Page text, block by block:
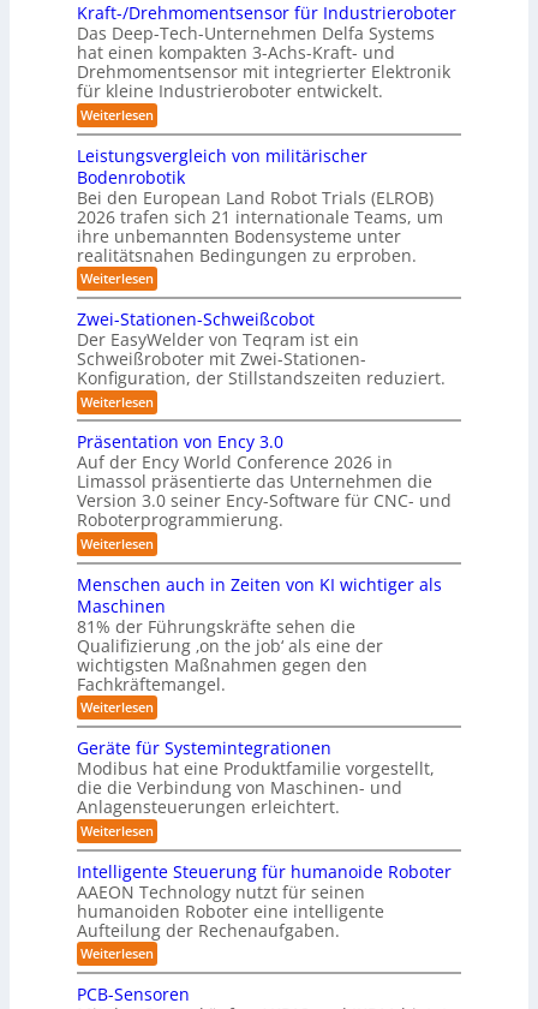
a
x
s
n
a
h
e
A
u
t
o
m
a
t
i
s
i
e
r
u
n
g
s
l
ö
s
u
n
g
e
n
r
f
2
0
2
6
n
g
S
y
s
e
m
m
p
a
t
e
s
3
D
-
S
t
e
r
e
o
-
K
a
m
e
r
a
s
y
s
t
e
m
f
ü
r
R
o
b
o
t
i
k
u
n
d
L
o
Kraft-/Drehmomentsensor für Industrieroboter
Das Deep-Tech-Unternehmen Delfa Systems
hat einen kompakten 3-Achs-Kraft- und
Drehmomentsensor mit integrierter Elektronik
für kleine Industrieroboter entwickelt.
Weiterlesen:
K
a
f
t
-
/
D
r
e
h
m
o
m
e
n
t
s
e
n
s
o
r
f
ü
r
I
n
d
u
s
t
r
i
e
r
b
o
t
e
r
Leistungsvergleich von militärischer
Bodenrobotik
Bei den European Land Robot Trials (ELROB)
2026 trafen sich 21 internationale Teams, um
ihre unbemannten Bodensysteme unter
realitätsnahen Bedingungen zu erproben.
Weiterlesen:
L
e
i
s
t
u
n
g
v
e
r
g
l
e
i
c
h
v
o
n
m
i
l
i
t
ä
r
i
s
c
h
e
r
B
o
d
e
n
r
o
o
Zwei-Stationen-Schweißcobot
Der EasyWelder von Teqram ist ein
Schweißroboter mit Zwei-Stationen-
Konfiguration, der Stillstandszeiten reduziert.
Weiterlesen:
Z
w
e
i
-
S
t
a
t
i
o
n
e
n
-
S
c
h
w
i
ß
c
o
b
o
t
Präsentation von Ency 3.0
Auf der Ency World Conference 2026 in
Limassol präsentierte das Unternehmen die
Version 3.0 seiner Ency-Software für CNC- und
Roboterprogrammierung.
Weiterlesen:
P
ä
s
e
n
t
a
t
i
o
n
v
o
n
E
n
c
y
3
.
0
Menschen auch in Zeiten von KI wichtiger als
Maschinen
81% der Führungskräfte sehen die
Qualifizierung ‚on the job‘ als eine der
wichtigsten Maßnahmen gegen den
Fachkräftemangel.
Weiterlesen:
M
n
s
c
h
e
n
a
u
c
h
i
n
Z
e
i
Geräte für Systemintegrationen
Modibus hat eine Produktfamilie vorgestellt,
die die Verbindung von Maschinen- und
Anlagensteuerungen erleichtert.
Weiterlesen:
G
e
r
ä
t
e
f
ü
S
Intelligente Steuerung für humanoide Roboter
AAEON Technology nutzt für seinen
humanoiden Roboter eine intelligente
Aufteilung der Rechenaufgaben.
Weiterlesen:
I
t
PCB-Sensoren